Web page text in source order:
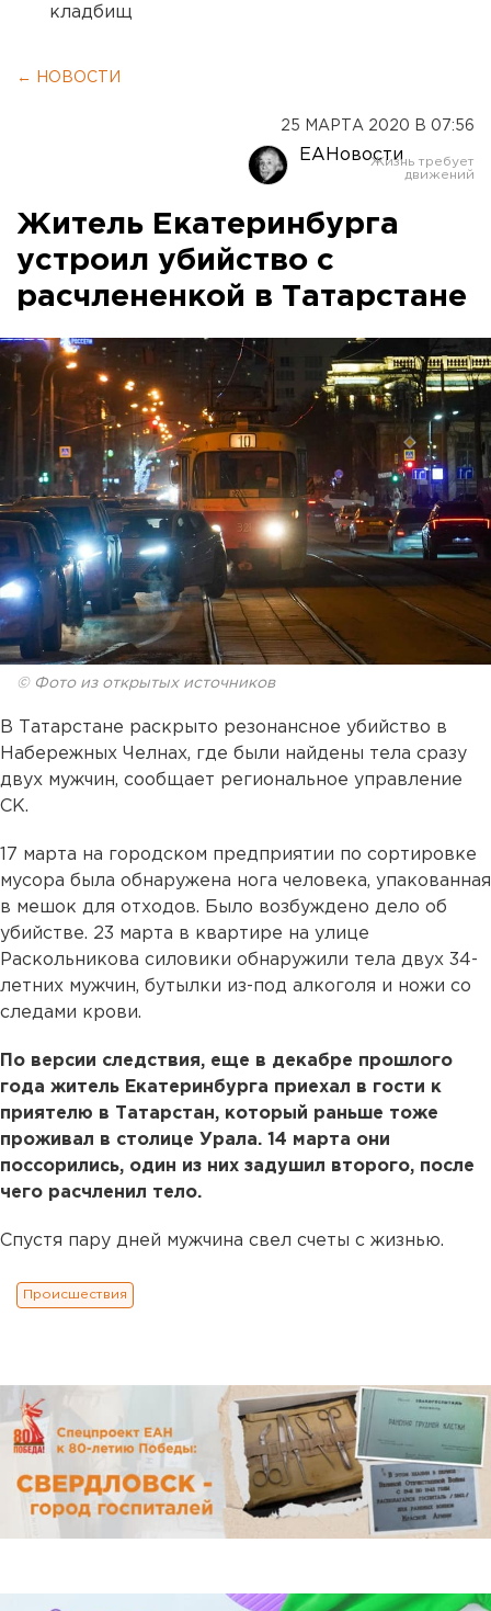
кладбищ
← НОВОСТИ
25 МАРТА 2020 В 07:56
ЕАНовости
Житель Екатеринбурга
устроил убийство с
расчлененкой в Татарстане
© Фото из открытых источников
В Татарстане раскрыто резонансное убийство в
Набережных Челнах, где были найдены тела сразу
двух мужчин, сообщает региональное управление
СК.
17 марта на городском предприятии по сортировке
мусора была обнаружена нога человека, упакованная
в мешок для отходов. Было возбуждено дело об
убийстве. 23 марта в квартире на улице
Раскольникова силовики обнаружили тела двух 34-
летних мужчин, бутылки из-под алкоголя и ножи со
следами крови.
По версии следствия, еще в декабре прошлого
года житель Екатеринбурга приехал в гости к
приятелю в Татарстан, который раньше тоже
проживал в столице Урала. 14 марта они
поссорились, один из них задушил второго, после
чего расчленил тело.
Спустя пару дней мужчина свел счеты с жизнью.
Происшествия